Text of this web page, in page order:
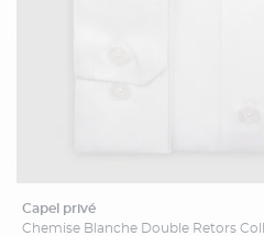
capel privé